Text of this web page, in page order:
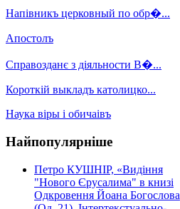
Напівникъ церковный по обр�...
Апостолъ
Справозданє з діяльности В�...
Короткій выкладъ католицко...
Наука віры і обичаівъ
Найпопулярніше
Петро КУШНІР, «Видіння
"Нового Єрусалима" в книзі
Одкровення Йоана Богослова